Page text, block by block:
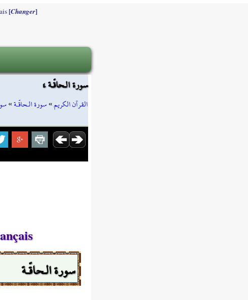
[Changer]
سورة الـحاقّـة ٤
القرآن الكريم»سورة الـحاقّـة»
سورة الـحاقّـة